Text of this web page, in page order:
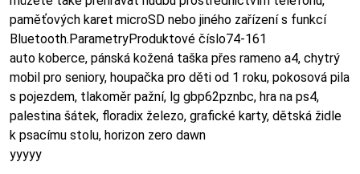
paměťových karet microSD nebo jiného zařízení s funkcí
Bluetooth.ParametryProduktové číslo74-161
auto koberce, pánská kožená taška přes rameno a4, chytrý
mobil pro seniory, houpačka pro děti od 1 roku, pokosová pila
s pojezdem, tlakoměr pažní, lg gbp62pznbc, hra na ps4,
palestina šátek, floradix železo, grafické karty, dětská židle
k psacímu stolu, horizon zero dawn
yyyyy